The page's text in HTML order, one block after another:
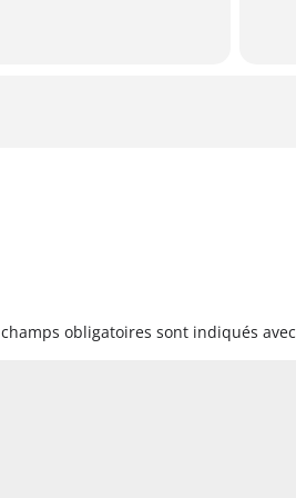
champs obligatoires sont indiqués avec